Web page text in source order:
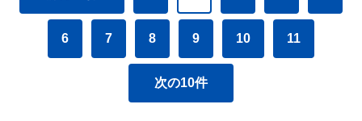
6 7 8 9 10 11
次の10件